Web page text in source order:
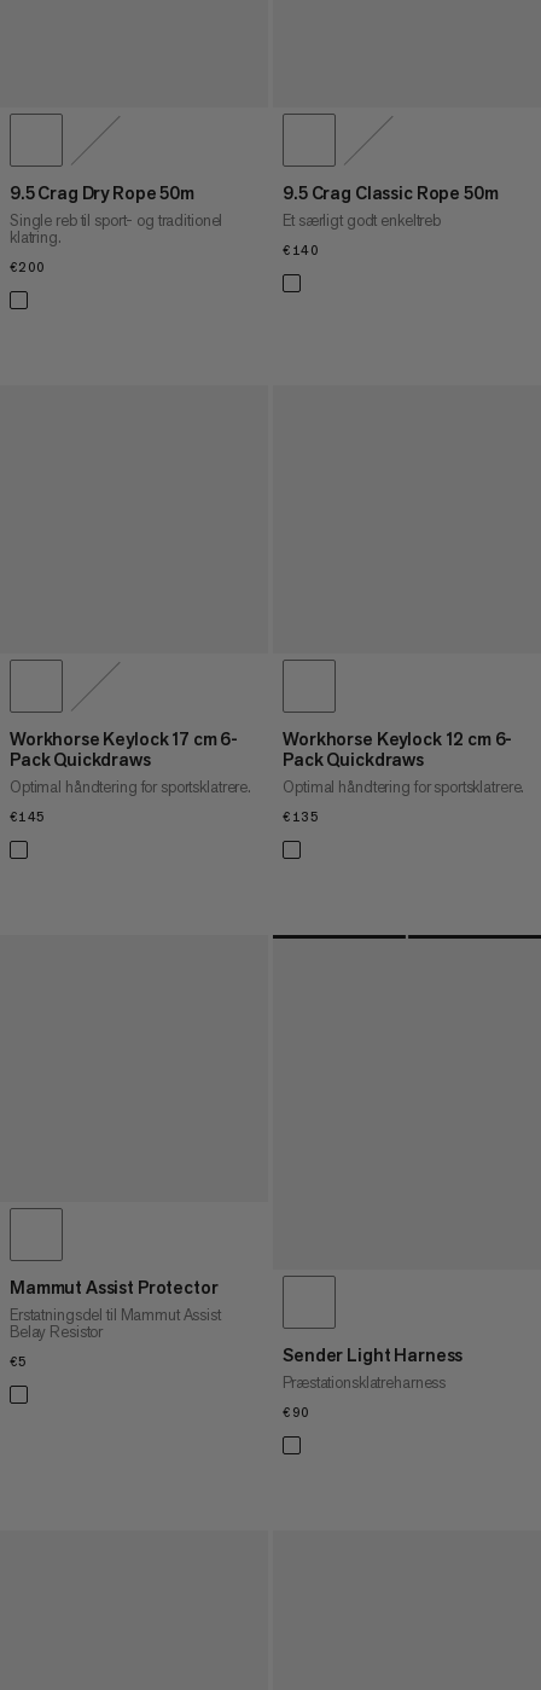
9.5 Crag Dry Rope 50m
Single reb til sport- og traditionel
klatring.
€200
9.5 Crag Classic Rope 50m
Et særligt godt enkeltreb
€140
Workhorse Keylock 17 cm 6-
Pack Quickdraws
Optimal håndtering for sportsklatrere.
€145
Workhorse Keylock 12 cm 6-
Pack Quickdraws
Optimal håndtering for sportsklatrere.
€135
Mammut Assist Protector
Erstatningsdel til Mammut Assist
Belay Resistor
€5 Sender Light Harness
Præstationsklatreharness
€90